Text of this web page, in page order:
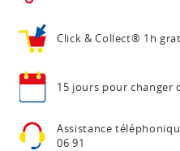
Click & Collect® 1h
15 jours pour changer
Assistance
06 91